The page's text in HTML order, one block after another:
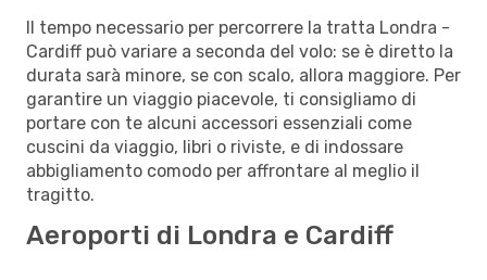
Il tempo necessario per percorrere la tratta Londra -
Cardiff può variare a seconda del volo: se è diretto la
durata sarà minore, se con scalo, allora maggiore. Per
garantire un viaggio piacevole, ti consigliamo di
portare con te alcuni accessori essenziali come
cuscini da viaggio, libri o riviste, e di indossare
abbigliamento comodo per affrontare al meglio il
tragitto.
Aeroporti di Londra e Cardiff